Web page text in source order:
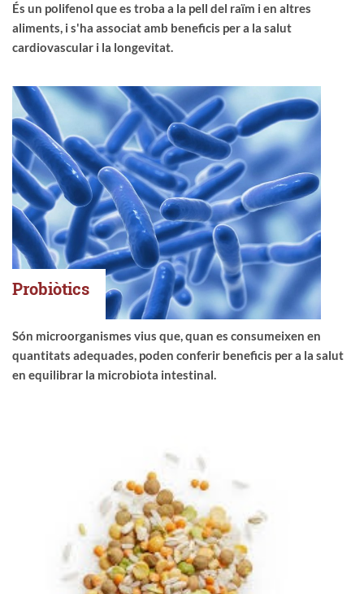
És un polifenol que es troba a la pell del raïm i en altres
aliments, i s'ha associat amb beneficis per a la salut
cardiovascular i la longevitat.
Probiòtics
Són microorganismes vius que, quan es consumeixen en
quantitats adequades, poden conferir beneficis per a la salut
en equilibrar la microbiota intestinal.